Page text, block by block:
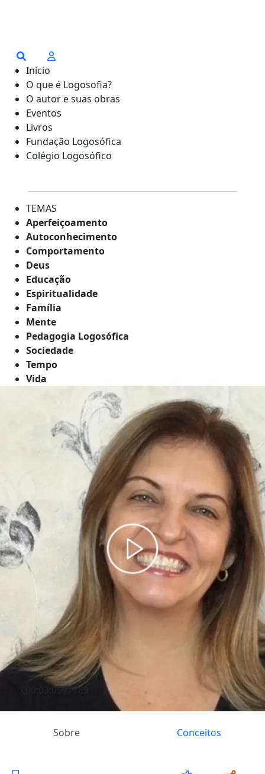
Início
O que é Logosofia?
O autor e suas obras
Eventos
Livros
Fundação Logosófica
Colégio Logosófico
TEMAS
Aperfeiçoamento
Autoconhecimento
Comportamento
Deus
Educação
Espiritualidade
Família
Mente
Pedagogia Logosófica
Sociedade
Tempo
Vida
0:03:09 789
Sobre Conceitos